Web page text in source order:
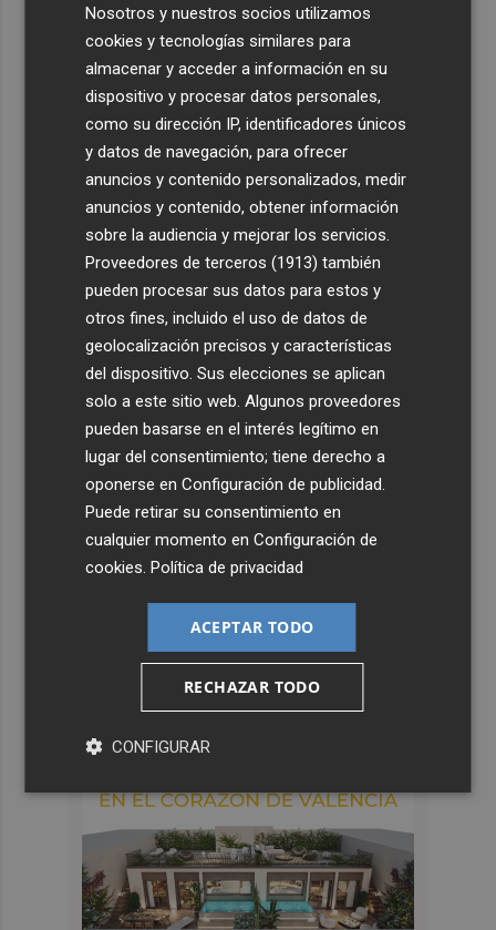
Nosotros y nuestros socios utilizamos
cookies y tecnologías similares para
almacenar y acceder a información en su
dispositivo y procesar datos personales,
como su dirección IP, identificadores únicos
y datos de navegación, para ofrecer
anuncios y contenido personalizados, medir
anuncios y contenido, obtener información
sobre la audiencia y mejorar los servicios.
Proveedores de terceros (1913) también
pueden procesar sus datos para estos y
otros fines, incluido el uso de datos de
geolocalización precisos y características
del dispositivo. Sus elecciones se aplican
solo a este sitio web. Algunos proveedores
pueden basarse en el interés legítimo en
lugar del consentimiento; tiene derecho a
oponerse enConfiguración de publicidad
Puede retirar su consentimiento en
cualquier momento enConfiguración de
cookies .Política de privacidad
ACEPTAR TODO
RECHAZAR TODO
CONFIGURAR